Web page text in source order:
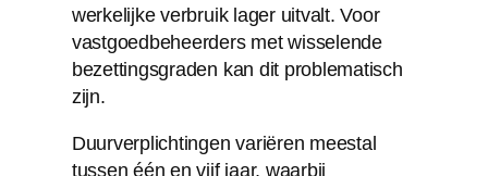
werkelijke verbruik lager uitvalt. Voor
vastgoedbeheerders met wisselende
bezettingsgraden kan dit problematisch
zijn.
Duurverplichtingen variëren meestal
tussen één en vijf jaar, waarbij